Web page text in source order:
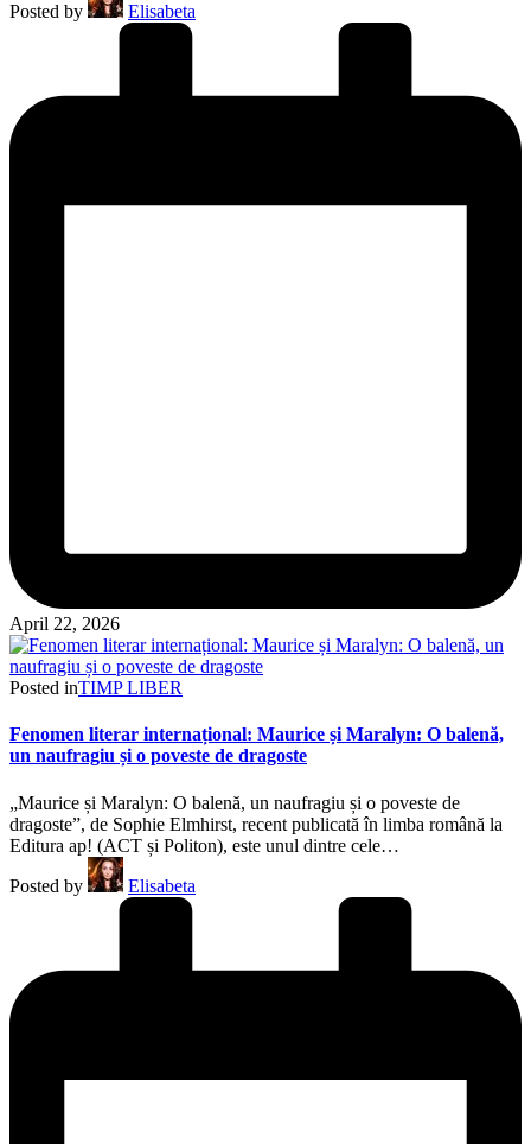
Posted by
Elisabeta
April 22, 2026
Posted inTIMP LIBER
Fenomen literar internațional: Maurice și Maralyn: O balenă,
un naufragiu și o poveste de dragoste
„Maurice și Maralyn: O balenă, un naufragiu și o poveste de
dragoste”, de Sophie Elmhirst, recent publicată în limba română la
Editura ap! (ACT și Politon), este unul dintre cele…
Posted by
Elisabeta